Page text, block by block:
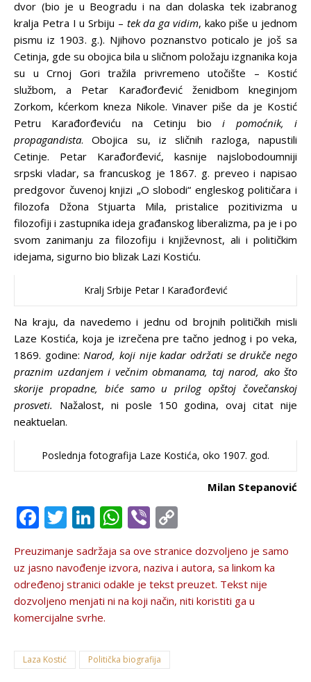
dvor (bio je u Beogradu i na dan dolaska tek izabranog
kralja Petra I u Srbiju – tek da ga vidim, kako piše u jednom
pismu iz 1903. g.). Njihovo poznanstvo poticalo je još sa
Cetinja, gde su obojica bila u sličnom položaju izgnanika koja
su u Crnoj Gori tražila privremeno utočište – Kostić
službom, a Petar Karađorđević ženidbom kneginjom
Zorkom, kćerkom kneza Nikole. Vinaver piše da je Kostić
Petru Karađorđeviću na Cetinju bio i pomoćnik, i
propagandista. Obojica su, iz sličnih razloga, napustili
Cetinje. Petar Karađorđević, kasnije najslobodoumniji
srpski vladar, sa francuskog je 1867. g. preveo i napisao
predgovor čuvenoj knjizi „O slobodi“ engleskog političara i
filozofa Džona Stjuarta Mila, pristalice pozitivizma u
filozofiji i zastupnika ideja građanskog liberalizma, pa je i po
svom zanimanju za filozofiju i književnost, ali i političkim
idejama, sigurno bio blizak Lazi Kostiću.
Kralj Srbije Petar I Karađorđević
Na kraju, da navedemo i jednu od brojnih političkih misli
Laze Kostića, koja je izrečena pre tačno jednog i po veka,
1869. godine:Narod, koji nije kadar održati se drukče nego
praznim uzdanjem i večnim obmanama, taj narod, ako što
skorije propadne, biće samo u prilog opštoj čovečanskoj
prosveti. Nažalost, ni posle 150 godina, ovaj citat nije
neaktuelan.
Poslednja fotografija Laze Kostića, oko 1907. god.
Milan Stepanović
Facebook
Twitter
LinkedIn
WhatsApp
Viber
Link
Preuzimanje sadržaja sa ove stranice dozvolјeno je samo
uz jasno navođenje izvora, naziva i autora, sa linkom ka
određenoj stranici odakle je tekst preuzet. Tekst nije
dozvolјeno menjati ni na koji način, niti koristiti ga u
komercijalne svrhe.
Laza Kostić Politička biografija